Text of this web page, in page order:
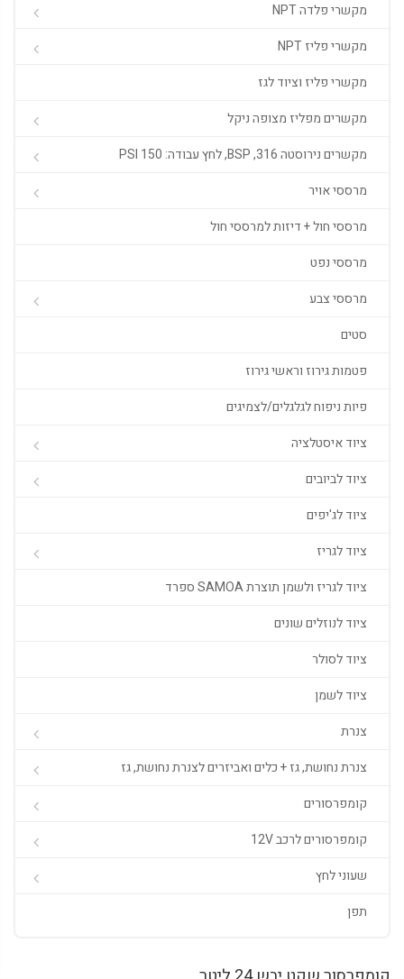
מקשרי פלדה NPT
מקשרי פליז NPT
מקשרי פליז וציוד לגז
מקשרים מפליז מצופה ניקל
מקשרים נירוסטה 316, BSP, לחץ עבודה: 150 PSI
מרססי אויר
מרססי חול + דיזות למרססי חול
מרססי נפט
מרססי צבע
סטים
פטמות גירוז וראשי גירוז
פיות ניפוח לגלגלים/לצמיגים
ציוד איסטלציה
ציוד לביובים
ציוד לג'יפים
ציוד לגריז
ציוד לגריז ולשמן תוצרת SAMOA ספרד
ציוד לנוזלים שונים
ציוד לסולר
ציוד לשמן
צנרת
צנרת נחושת, גז + כלים ואביזרים לצנרת נחושת, גז
קומפרסורים
קומפרסורים לרכב 12V
שעוני לחץ
תפן